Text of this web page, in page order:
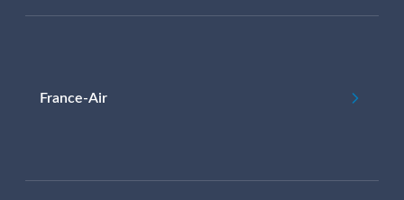
France-Air